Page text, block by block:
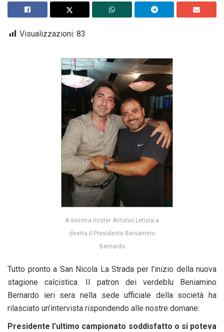
Visualizzazioni: 83
A sinistra mister Antonio Letizia a
destra il Presidente Beniamino
Bernardo
Tutto pronto a San Nicola La Strada per l’inizio della nuova
stagione calcistica. Il patron dei verdeblu Beniamino
Bernardo ieri sera nella sede ufficiale della società ha
rilasciato un’intervista rispondendo alle nostre domane:
Presidente l’ultimo campionato soddisfatto o si poteva